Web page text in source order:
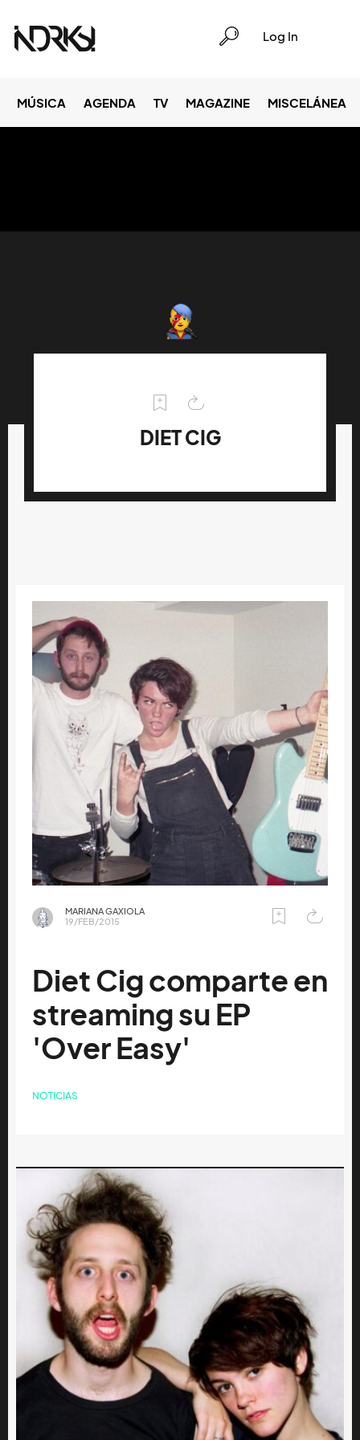
Log In
MÚSICA AGENDA TV MAGAZINE MISCELÁNEA
DIET CIG
MARIANA GAXIOLA
19/FEB/2015
Diet Cig comparte en
streaming su EP
'Over Easy'
NOTICIAS